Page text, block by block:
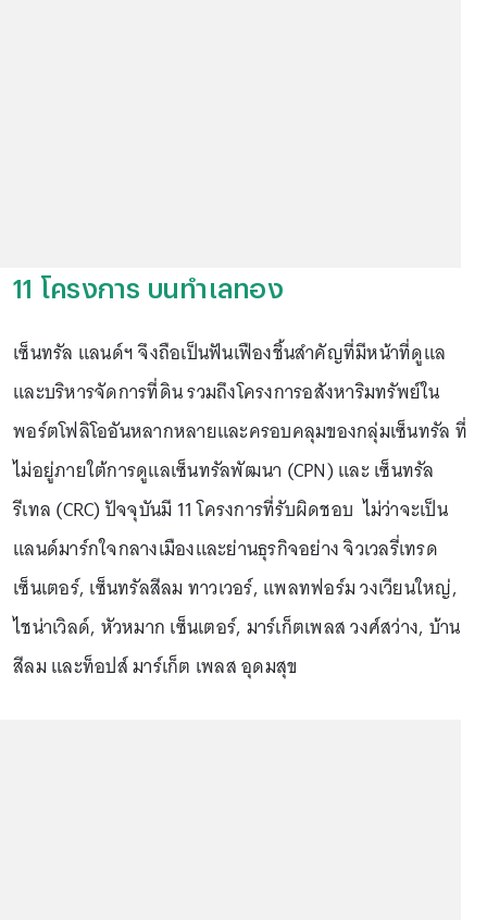
11 โครงการ บนทำเลทอง
เซ็นทรัล แลนด์ฯ จึงถือเป็นฟันเฟืองชิ้นสำคัญที่มีหน้าที่ดูแล
และบริหารจัดการที่ดิน รวมถึงโครงการอสังหาริมทรัพย์ใน
พอร์ตโฟลิโออันหลากหลายและครอบคลุมของกลุ่มเซ็นทรัล ที่
ไม่อยู่ภายใต้การดูแลเซ็นทรัลพัฒนา (CPN) และ เซ็นทรัล
รีเทล (CRC) ปัจจุบันมี 11 โครงการที่รับผิดชอบ ไม่ว่าจะเป็น
แลนด์มาร์กใจกลางเมืองและย่านธุรกิจอย่าง จิวเวลรี่เทรด
เซ็นเตอร์, เซ็นทรัลสีลม ทาวเวอร์, แพลทฟอร์ม วงเวียนใหญ่,
ไชน่าเวิลด์, หัวหมาก เซ็นเตอร์, มาร์เก็ตเพลส วงศ์สว่าง, บ้าน
สีลม และท็อปส์ มาร์เก็ต เพลส อุดมสุข